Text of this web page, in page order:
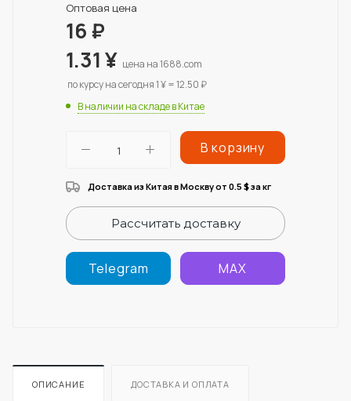
Оптовая цена
16₽
1.31¥ цена на 1688.com
по курсу на сегодня 1 ¥ = 12.50 ₽
В наличии на складе в Китае
В корзину
Доставка из Китая в Москву от 0.5 $за кг
Рассчитать доставку
Telegram MAX
ОПИСАНИЕ ДОСТАВКА И ОПЛАТА